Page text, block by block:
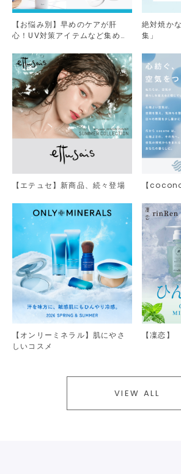
【お悩み別】早めのケアが肝
心！UV対策アイテムなど集めま
絶対焼か
集」
【エテュセ】新商品、続々登場 【
【オンリーミネラル】肌にやさ
しいコスメ
【凜恋】
VIEW ALL